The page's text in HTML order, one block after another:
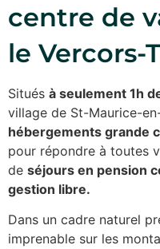
centre de
le Vercors-
Situés à seulement 1h
village de St-Maurice-
hébergements grande
pour répondre à toutes
de séjours en pension
gestion libre.
Dans un cadre naturel
imprenable sur les